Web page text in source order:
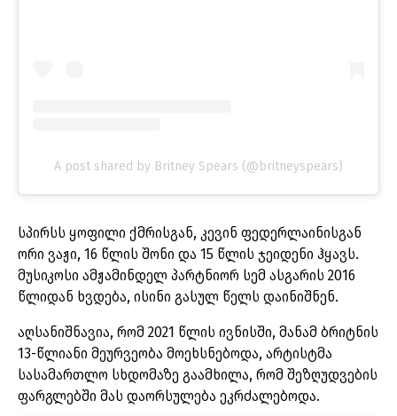
A post shared by Britney Spears (@britneyspears)
სპირსს ყოფილი ქმრისგან, კევინ ფედერლაინისგან
ორი ვაჟი, 16 წლის შონი და 15 წლის ჯეიდენი ჰყავს.
მუსიკოსი ამჟამინდელ პარტნიორ სემ ასგარის 2016
წლიდან ხვდება, ისინი გასულ წელს დაინიშნენ.
აღსანიშნავია, რომ 2021 წლის ივნისში, მანამ ბრიტნის
13-წლიანი მეურვეობა მოეხსნებოდა, არტისტმა
სასამართლო სხდომაზე გაამხილა, რომ შეზღუდვების
ფარგლებში მას დაორსულება ეკრძალებოდა.